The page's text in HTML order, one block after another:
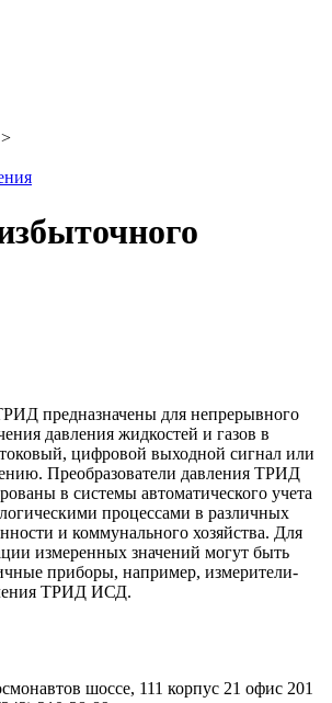
>
предназначены для непрерывного
давления жидкостей и газов в
цифровой выходной сигнал или
Преобразователи давления ТРИД
в системы автоматического учета
процессами в различных
и коммунального хозяйства. Для
измеренных значений могут быть
приборы, например, измерители-
ТРИД ИСД.
шоссе, 111 корпус 21 офис 201